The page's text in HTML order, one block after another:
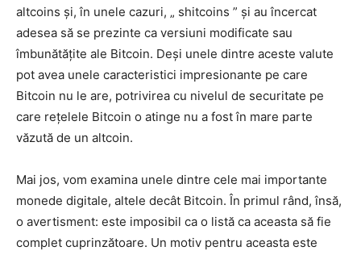
altcoins și, în unele cazuri, „ shitcoins ” și au încercat
adesea să se prezinte ca versiuni modificate sau
îmbunătățite ale Bitcoin. Deși unele dintre aceste valute
pot avea unele caracteristici impresionante pe care
Bitcoin nu le are, potrivirea cu nivelul de securitate pe
care rețelele Bitcoin o atinge nu a fost în mare parte
văzută de un altcoin.
Mai jos, vom examina unele dintre cele mai importante
monede digitale, altele decât Bitcoin. În primul rând, însă,
o avertisment: este imposibil ca o listă ca aceasta să fie
complet cuprinzătoare. Un motiv pentru aceasta este